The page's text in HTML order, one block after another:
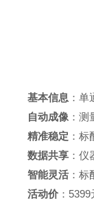
基本信息 ：
自动成像 ：
精准稳定 ：标
数据共享 ：
智能灵活 ：标
活动价 ：